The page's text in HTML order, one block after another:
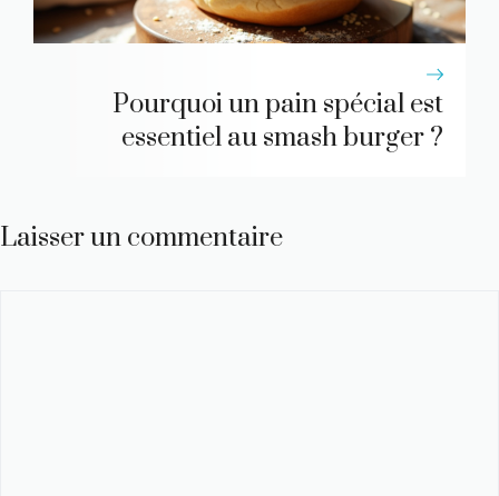
Pourquoi un pain spécial est
essentiel au smash burger ?
Laisser un commentaire